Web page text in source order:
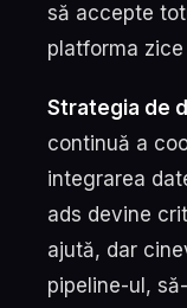
să accepte
platforma
Strategia de
continuă a
integrarea
ads devine
ajută, dar
pipeline-ul,